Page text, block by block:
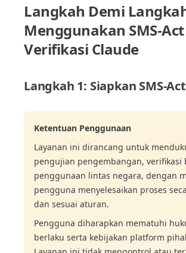
Langkah Demi
Menggunakan SMS-
Verifikasi Claude
Langkah 1: Siapkan SMS-Act
Ketentuan Penggunaan
Layanan ini dirancang untuk
pengujian pengembangan, verifikasi
penggunaan lintas negara, dengan
pengguna menyelesaikan proses
dan sesuai aturan.
Pengguna diharapkan mematuhi
berlaku serta kebijakan platform